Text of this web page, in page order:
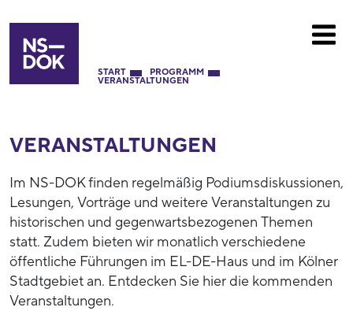
START PROGRAMM
VERANSTALTUNGEN
VERANSTALTUNGEN
Im NS-DOK finden regelmäßig Podiumsdiskussionen,
Lesungen, Vorträge und weitere Veranstaltungen zu
historischen und gegenwartsbezogenen Themen
statt. Zudem bieten wir monatlich verschiedene
öffentliche Führungen im EL-DE-Haus und im Kölner
Stadtgebiet an. Entdecken Sie hier die kommenden
Veranstaltungen.